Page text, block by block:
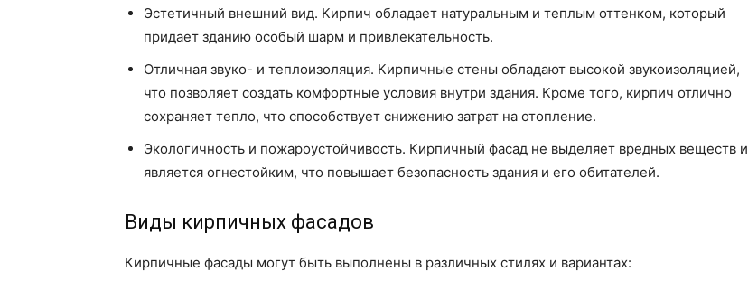
Эстетичный внешний вид. Кирпич обладает натуральным и теплым оттенком, который
придает зданию особый шарм и привлекательность.
Отличная звуко- и теплоизоляция. Кирпичные стены обладают высокой звукоизоляцией,
что позволяет создать комфортные условия внутри здания. Кроме того, кирпич отлично
сохраняет тепло, что способствует снижению затрат на отопление.
Экологичность и пожароустойчивость. Кирпичный фасад не выделяет вредных веществ и
является огнестойким, что повышает безопасность здания и его обитателей.
Виды кирпичных фасадов
Кирпичные фасады могут быть выполнены в различных стилях и вариантах: